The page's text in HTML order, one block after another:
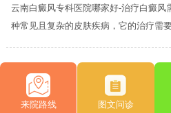
云南白癜风专科医院哪家好-治疗白癜风
种常见且复杂的皮肤疾病，它的治疗需要
来院路线 图文问诊